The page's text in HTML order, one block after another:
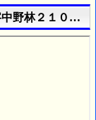
野林２１０番